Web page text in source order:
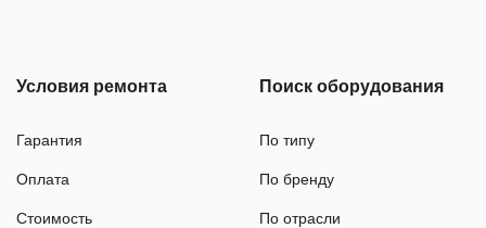
Условия ремонта
Гарантия
Оплата
Стоимость
Поиск оборудования
По типу
По бренду
По отрасли